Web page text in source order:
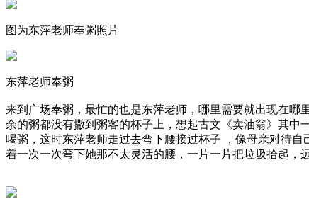
图为东萍老师奉粥照片
东萍老师奉粥
来到广场奉粥，最忙的也是东萍老师，哪里需要就出现在
余的粥都没有撒到粥客的杯子上，想起古文《卖油翁》其中
喝粥，这时东萍老师走过去弯下腰接过杯子 ，像母亲对待
着一次一次弯下她那不太灵活的腰，一片一片把垃圾拾起